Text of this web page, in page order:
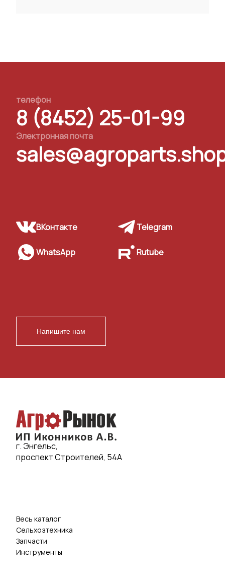
телефон
8 (8452) 25-01-99
Электронная почта
ВКонтакте Telegram
WhatsApp Rutube
Напишите нам
г. Энгельс,
проспект Строителей, 54А
Весь каталог
Сельхозтехника
Запчасти
Инструменты